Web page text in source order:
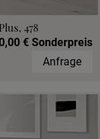
478
€ Sonderpreis
Anfrage